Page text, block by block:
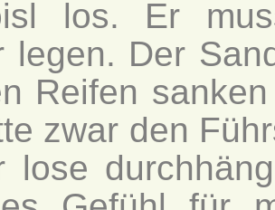
los. Er
legen. Der
Reifen
zwar den
lose